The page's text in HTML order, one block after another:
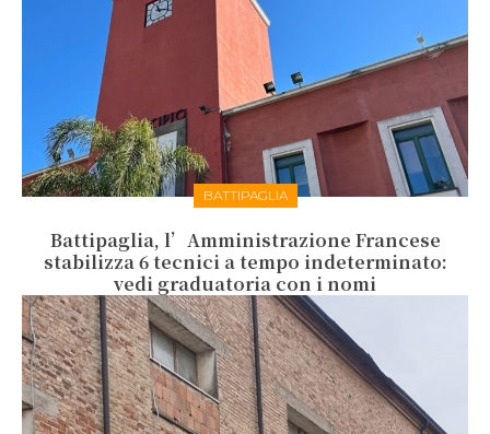
BATTIPAGLIA
Battipaglia, l’Amministrazione Francese
stabilizza 6 tecnici a tempo indeterminato:
vedi graduatoria con i nomi